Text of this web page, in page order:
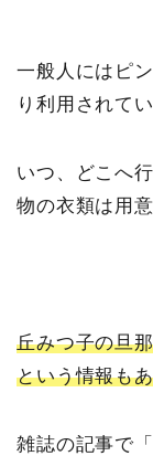
一般人にはピ
り利用されて
いつ、どこへ
物の衣類は用
丘みつ子の旦
という情報も
雑誌の記事で